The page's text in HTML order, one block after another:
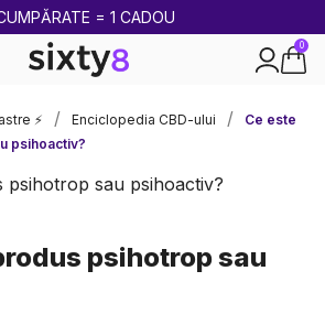
PÂNĂ LA -85%
0
⚡ Enciclopedia CBD-ului
Ce este
psihoactiv?
psihotrop sau